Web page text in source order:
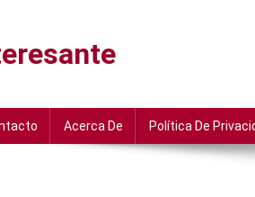
Acerca De Política De